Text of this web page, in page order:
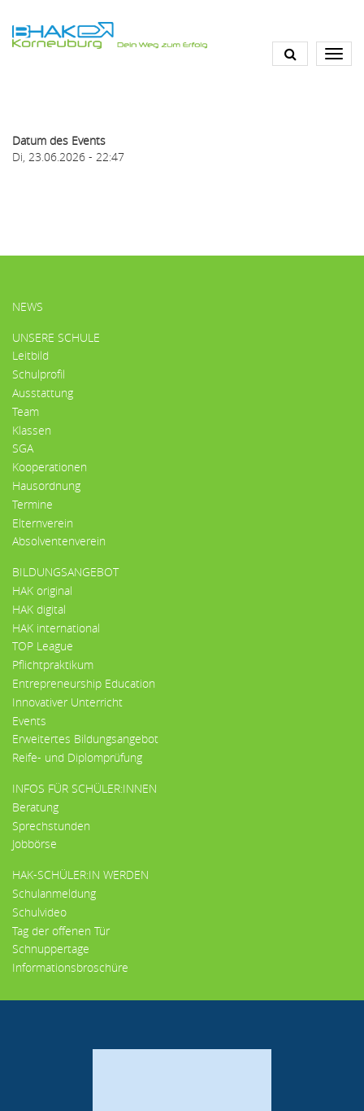
zum
Inhalt
Datum des Events
Di, 23.06.2026 - 22:47
HAUPTMENÜ
NEWS
UNSERE SCHULE
Leitbild
Schulprofil
Ausstattung
Team
Klassen
SGA
Kooperationen
Hausordnung
Termine
Elternverein
Absolventenverein
BILDUNGSANGEBOT
HAK original
HAK digital
HAK international
TOP League
Pflichtpraktikum
Entrepreneurship Education
Innovativer Unterricht
Events
Erweitertes Bildungsangebot
Reife- und Diplomprüfung
INFOS FÜR SCHÜLER:INNEN
Beratung
Sprechstunden
Jobbörse
HAK-SCHÜLER:IN WERDEN
Schulanmeldung
Schulvideo
Tag der offenen Tür
Schnuppertage
Informationsbroschüre